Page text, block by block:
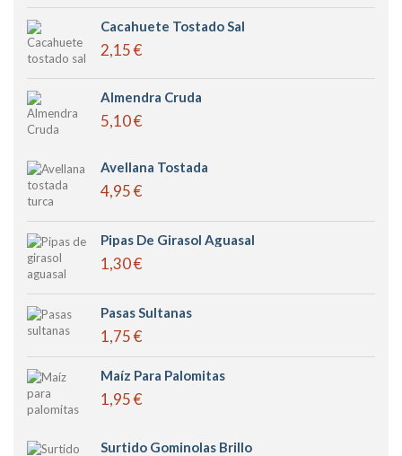
Cacahuete Tostado Sal
2,15 €
Almendra Cruda
5,10 €
Avellana Tostada
4,95 €
Pipas De Girasol Aguasal
1,30 €
Pasas Sultanas
1,75 €
Maíz Para Palomitas
1,95 €
Surtido Gominolas Brillo